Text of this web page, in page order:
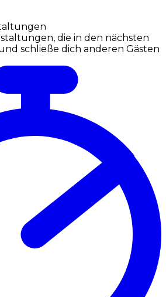
die in den nächsten
schließe dich anderen Gästen